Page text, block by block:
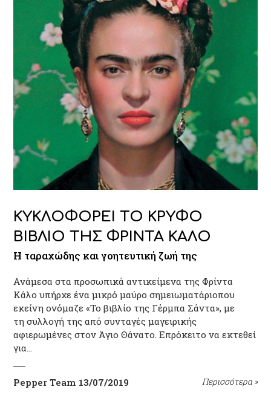
ΚΥΚΛΟΦΟΡΕΙ ΤΟ ΚΡΥΦΟ
ΒΙΒΛΙΟ ΤΗΣ ΦΡΙΝΤΑ ΚΑΛΟ
Η ταραχώδης και γοητευτική ζωή της
Ανάμεσα στα προσωπικά αντικείμενα της Φρίντα
Κάλο υπήρχε ένα μικρό μαύρο σημειωματάριοπου
εκείνη ονόμαζε «Το βιβλίο της Γέρμπα Σάντα», με
τη συλλογή της από συνταγές μαγειρικής
αφιερωμένες στον Άγιο Θάνατο. Επρόκειτο να εκτεθεί
για…
Pepper Team 13/07/2019 Περισσότερα »